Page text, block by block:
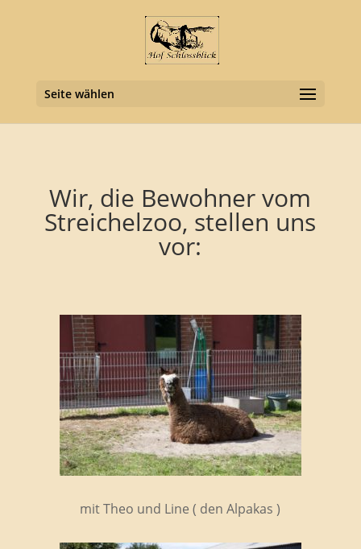
Seite wählen
Wir, die Bewohner vom
Streichelzoo, stellen uns
vor:
mit Theo und Line ( den Alpakas )